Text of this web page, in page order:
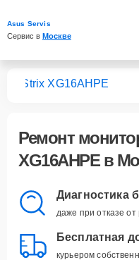
Asus Servis
Сервис в Москве
Strix XG16AHPE
Ремонт
XG16AHPEв
Диагностика
даже при отказе
Бесплатная
курьером